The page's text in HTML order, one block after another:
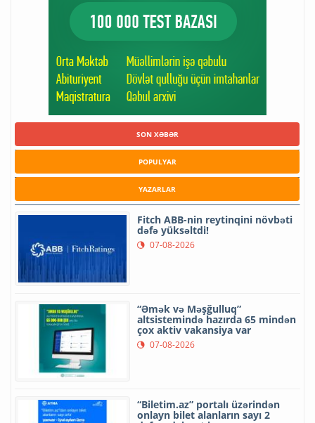
SON XƏBƏR
POPULYAR
YAZARLAR
Fitch ABB-nin reytinqini növbəti
dəfə yüksəltdi!
07-08-2026
“Əmək və Məşğulluq”
altsistemində hazırda 65 mindən
çox aktiv vakansiya var
07-08-2026
“Biletim.az” portalı üzərindən
onlayn bilet alanların sayı 2